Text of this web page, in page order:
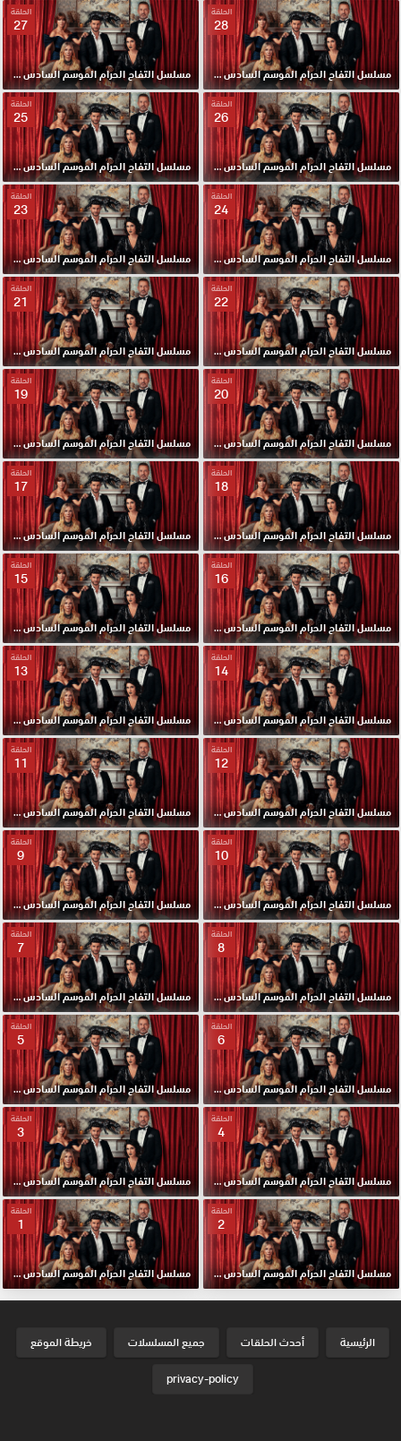
الحلقة
28
مسلسل التفاح الحرام الموسم السادس مدبلج الحلقة 28 HD
الحلقة
27
مسلسل التفاح الحرام الموسم السادس مدبلج الحلقة 27 HD
الحلقة
26
مسلسل التفاح الحرام الموسم السادس مدبلج الحلقة 26 HD
الحلقة
25
مسلسل التفاح الحرام الموسم السادس مدبلج الحلقة 25 HD
الحلقة
24
مسلسل التفاح الحرام الموسم السادس مدبلج الحلقة 24 HD
الحلقة
23
مسلسل التفاح الحرام الموسم السادس مدبلج الحلقة 23 HD
الحلقة
22
مسلسل التفاح الحرام الموسم السادس مدبلج الحلقة 22 HD
الحلقة
21
مسلسل التفاح الحرام الموسم السادس مدبلج الحلقة 21 HD
الحلقة
20
مسلسل التفاح الحرام الموسم السادس مدبلج الحلقة 20 HD
الحلقة
19
مسلسل التفاح الحرام الموسم السادس مدبلج الحلقة 19 HD
الحلقة
18
مسلسل التفاح الحرام الموسم السادس مدبلج الحلقة 18 HD
الحلقة
17
مسلسل التفاح الحرام الموسم السادس مدبلج الحلقة 17 HD
الحلقة
16
مسلسل التفاح الحرام الموسم السادس مدبلج الحلقة 16 HD
الحلقة
15
مسلسل التفاح الحرام الموسم السادس مدبلج الحلقة 15 HD
الحلقة
14
مسلسل التفاح الحرام الموسم السادس مدبلج الحلقة 14 HD
الحلقة
13
مسلسل التفاح الحرام الموسم السادس مدبلج الحلقة 13 HD
الحلقة
12
مسلسل التفاح الحرام الموسم السادس مدبلج الحلقة 12 HD
الحلقة
11
مسلسل التفاح الحرام الموسم السادس مدبلج الحلقة 11 HD
الحلقة
10
مسلسل التفاح الحرام الموسم السادس مدبلج الحلقة 10 HD
الحلقة
9
مسلسل التفاح الحرام الموسم السادس مدبلج الحلقة 9 HD
الحلقة
8
مسلسل التفاح الحرام الموسم السادس مدبلج الحلقة 8 HD
الحلقة
7
مسلسل التفاح الحرام الموسم السادس مدبلج الحلقة 7 HD
الحلقة
6
مسلسل التفاح الحرام الموسم السادس مدبلج الحلقة 6 HD
الحلقة
5
مسلسل التفاح الحرام الموسم السادس مدبلج الحلقة 5 HD
الحلقة
4
مسلسل التفاح الحرام الموسم السادس مدبلج الحلقة 4 HD
الحلقة
3
مسلسل التفاح الحرام الموسم السادس مدبلج الحلقة 3 HD
الحلقة
2
مسلسل التفاح الحرام الموسم السادس مدبلج الحلقة 2 HD
الحلقة
1
مسلسل التفاح الحرام الموسم السادس مدبلج الحلقة الأولي 1 HD
الرئيسية أحدث الحلقات جميع المسلسلات
خريطة الموقع
privacy-policy